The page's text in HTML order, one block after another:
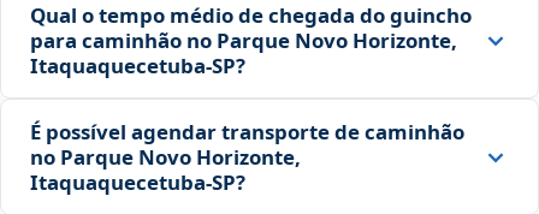
Qual o tempo médio de chegada do guincho
para caminhão no Parque Novo Horizonte,
Itaquaquecetuba‑SP?
É possível agendar transporte de caminhão
no Parque Novo Horizonte,
Itaquaquecetuba‑SP?